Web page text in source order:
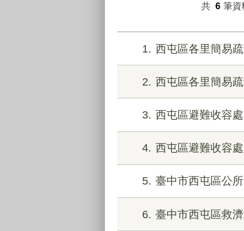
共 6 筆資
1 西屯區各里簡易
2 西屯區各里簡易
3 西屯區避難收容
4 西屯區避難收容
5 臺中市西屯區公
6 臺中市西屯區救